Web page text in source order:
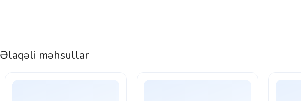
Əlaqəli məhsullar